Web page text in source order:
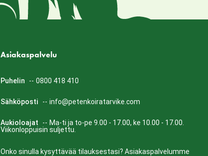
Asiakaspalvelu
Puhelin -- 0800 418 410
Sähköposti -- info@petenkoiratarvike.com
Aukioloajat -- Ma-ti ja to-pe 9.00 - 17.00, ke 10.00 - 17.00.
Viikonloppuisin suljettu.
Onko sinulla kysyttävää tilauksestasi? Asiakaspalvelumme